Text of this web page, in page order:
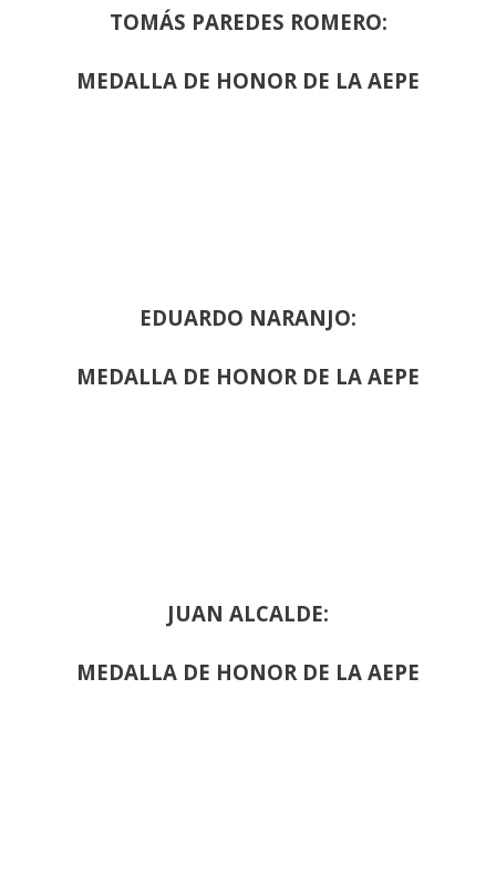
TOMÁS PAREDES ROMERO:
MEDALLA DE HONOR DE LA AEPE
EDUARDO NARANJO:
MEDALLA DE HONOR DE LA AEPE
JUAN ALCALDE:
MEDALLA DE HONOR DE LA AEPE